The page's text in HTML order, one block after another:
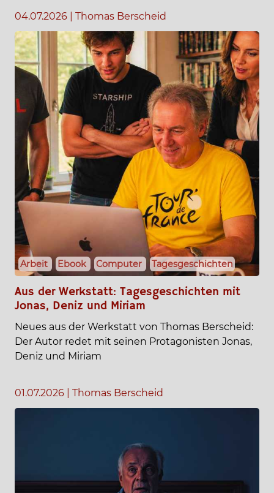
04.07.2026 Thomas Berscheid
Arbeit Ebook Computer Tagesgeschichten
Aus der Werkstatt: Tagesgeschichten mit
Jonas, Deniz und Miriam
Neues aus der Werkstatt von Thomas Berscheid:
Der Autor redet mit seinen Protagonisten Jonas,
Deniz und Miriam
01.07.2026 Thomas Berscheid